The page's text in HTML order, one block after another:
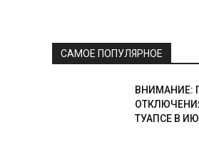
САМОЕ ПОПУЛЯРНОЕ
ВНИМАНИЕ:
ТУАПСЕ В